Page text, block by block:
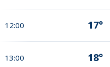
12:00 17°
13:00 18°